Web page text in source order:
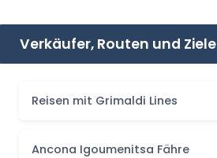
Verkäufer, Routen und Ziele
Reisen mit Grimaldi Lines
Ancona Igoumenitsa Fähre